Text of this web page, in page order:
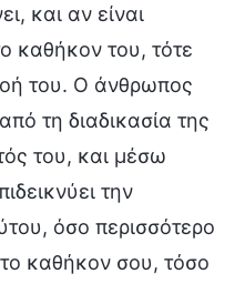
και αν είναι
καθήκον του, τότε
του. Ο άνθρωπος
τη διαδικασία της
του, και μέσω
την
όσο περισσότερο
καθήκον σου, τόσο